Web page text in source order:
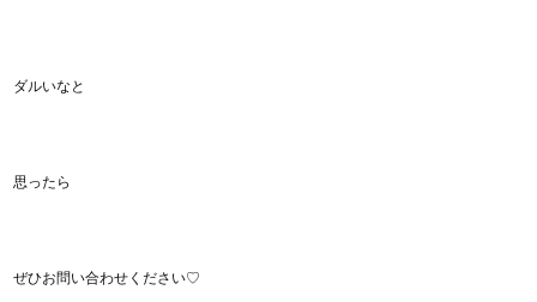
ダルいなと
思ったら
ぜひお問い合わせください♡